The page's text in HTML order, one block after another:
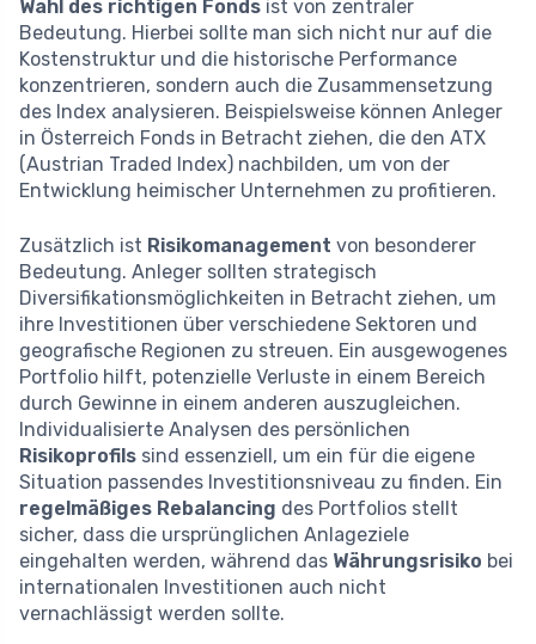
Wahl des richtigen Fonds ist von zentraler
Bedeutung. Hierbei sollte man sich nicht nur auf die
Kostenstruktur und die historische Performance
konzentrieren, sondern auch die Zusammensetzung
des Index analysieren. Beispielsweise können Anleger
in Österreich Fonds in Betracht ziehen, die den ATX
(Austrian Traded Index) nachbilden, um von der
Entwicklung heimischer Unternehmen zu profitieren.
Zusätzlich ist Risikomanagement von besonderer
Bedeutung. Anleger sollten strategisch
Diversifikationsmöglichkeiten in Betracht ziehen, um
ihre Investitionen über verschiedene Sektoren und
geografische Regionen zu streuen. Ein ausgewogenes
Portfolio hilft, potenzielle Verluste in einem Bereich
durch Gewinne in einem anderen auszugleichen.
Individualisierte Analysen des persönlichen
Risikoprofils sind essenziell, um ein für die eigene
Situation passendes Investitionsniveau zu finden. Ein
regelmäßiges Rebalancing des Portfolios stellt
sicher, dass die ursprünglichen Anlageziele
eingehalten werden, während das Währungsrisiko bei
internationalen Investitionen auch nicht
vernachlässigt werden sollte.